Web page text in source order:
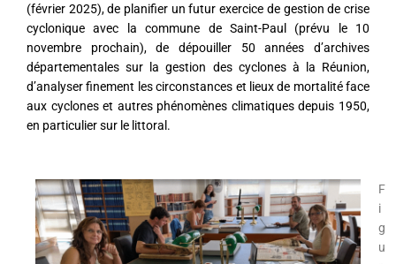
(février 2025), de planifier un futur exercice de gestion de crise
cyclonique avec la commune de Saint-Paul (prévu le 10
novembre prochain), de dépouiller 50 années d’archives
départementales sur la gestion des cyclones à la Réunion,
d’analyser finement les circonstances et lieux de mortalité face
aux cyclones et autres phénomènes climatiques depuis 1950,
en particulier sur le littoral.
F
i
g
u